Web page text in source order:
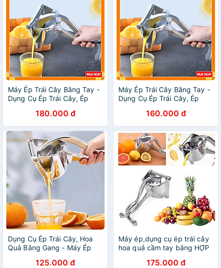
Máy Ép Trái Cây Bằng Tay -
Dụng Cụ Ép Trái Cây, Ép
Toàn, Tiện Dụng
180.000 đ
Máy Ép Trái Cây Bằng Tay -
Dụng Cụ Ép Trái Cây, Ép
Toàn, Tiện Dụng
160.000 đ
Dụng Cụ Ép Trái Cây, Hoa
Quả Bằng Gang - Máy Ép
125.000 đ
Máy ép,dụng cụ ép trái cây
hoa quả cầm tay bằng HỢP
175.000 đ